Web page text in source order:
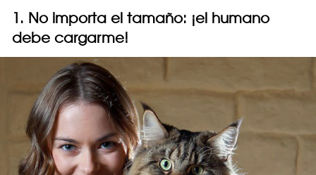
1. No importa el tamaño: ¡el humano
debe cargarme!